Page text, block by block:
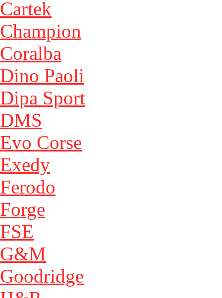
Cartek
Champion
Coralba
Dino Paoli
Dipa Sport
DMS
Evo Corse
Exedy
Ferodo
Forge
FSE
G&M
Goodridge